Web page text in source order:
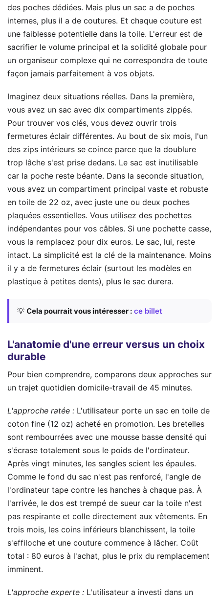
des poches dédiées. Mais plus un sac a de poches
internes, plus il a de coutures. Et chaque couture est
une faiblesse potentielle dans la toile. L'erreur est de
sacrifier le volume principal et la solidité globale pour
un organiseur complexe qui ne correspondra de toute
façon jamais parfaitement à vos objets.
Imaginez deux situations réelles. Dans la première,
vous avez un sac avec dix compartiments zippés.
Pour trouver vos clés, vous devez ouvrir trois
fermetures éclair différentes. Au bout de six mois, l'un
des zips intérieurs se coince parce que la doublure
trop lâche s'est prise dedans. Le sac est inutilisable
car la poche reste béante. Dans la seconde situation,
vous avez un compartiment principal vaste et robuste
en toile de 22 oz, avec juste une ou deux poches
plaquées essentielles. Vous utilisez des pochettes
indépendantes pour vos câbles. Si une pochette casse,
vous la remplacez pour dix euros. Le sac, lui, reste
intact. La simplicité est la clé de la maintenance. Moins
il y a de fermetures éclair (surtout les modèles en
plastique à petites dents), plus le sac durera.
💡 Cela pourrait vous intéresser : ce billet
L'anatomie d'une erreur versus un choix
durable
Pour bien comprendre, comparons deux approches sur
un trajet quotidien domicile-travail de 45 minutes.
L'approche ratée : L'utilisateur porte un sac en toile de
coton fine (12 oz) acheté en promotion. Les bretelles
sont rembourrées avec une mousse basse densité qui
s'écrase totalement sous le poids de l'ordinateur.
Après vingt minutes, les sangles scient les épaules.
Comme le fond du sac n'est pas renforcé, l'angle de
l'ordinateur tape contre les hanches à chaque pas. À
l'arrivée, le dos est trempé de sueur car la toile n'est
pas respirante et colle directement aux vêtements. En
trois mois, les coins inférieurs blanchissent, la toile
s'effiloche et une couture commence à lâcher. Coût
total : 80 euros à l'achat, plus le prix du remplacement
imminent.
L'approche experte : L'utilisateur a investi dans un